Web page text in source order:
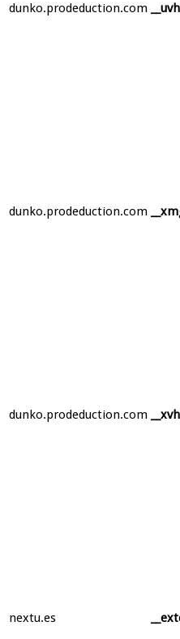
dunko.prodeduction.com
dunko.prodeduction.com
dunko.prodeduction.com
nextu.es